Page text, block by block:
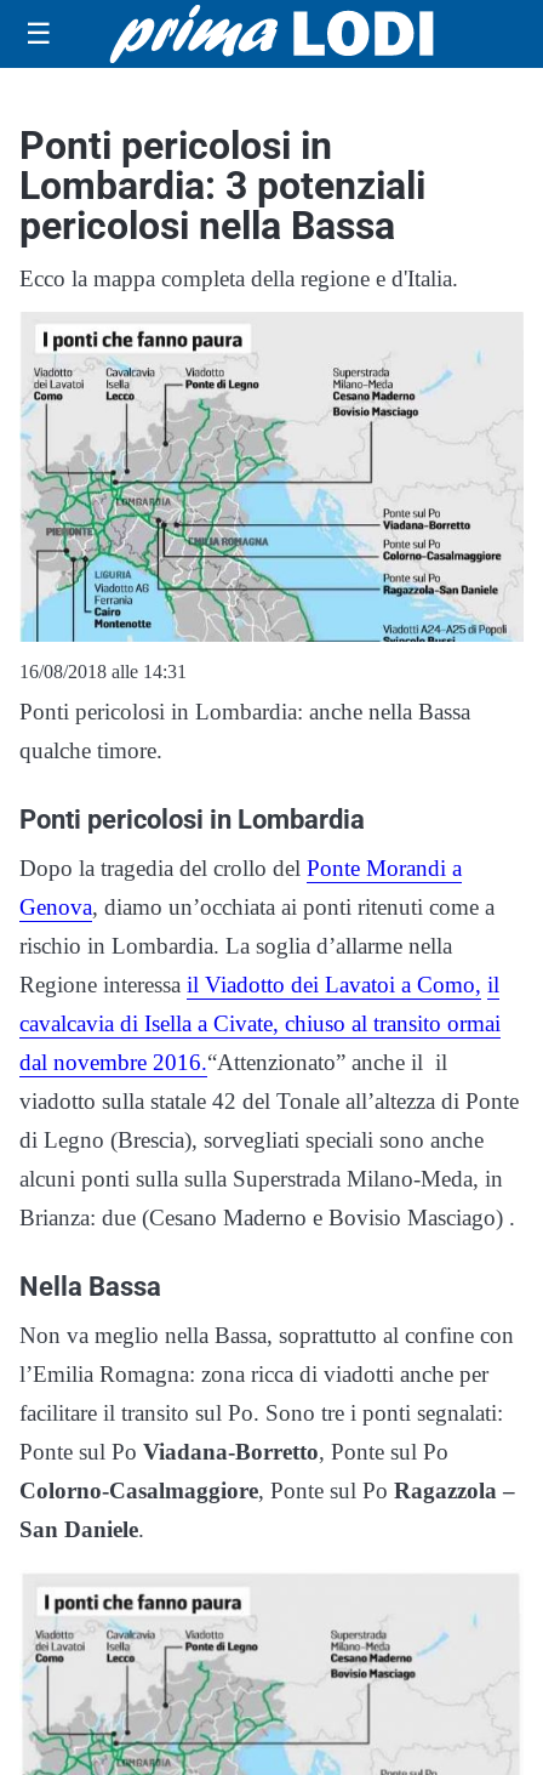
☰
Ponti pericolosi in
Lombardia: 3 potenziali
pericolosi nella Bassa
Ecco la mappa completa della regione e d'Italia.
16/08/2018 alle 14:31
Ponti pericolosi in Lombardia: anche nella Bassa
qualche timore.
Ponti pericolosi in Lombardia
Dopo la tragedia del crollo del Ponte Morandi a
Genova, diamo un’occhiata ai ponti ritenuti come a
rischio in Lombardia. La soglia d’allarme nella
Regione interessa il Viadotto dei Lavatoi a Como, il
cavalcavia di Isella a Civate, chiuso al transito ormai
dal novembre 2016.“Attenzionato” anche il il
viadotto sulla statale 42 del Tonale all’altezza di Ponte
di Legno (Brescia), sorvegliati speciali sono anche
alcuni ponti sulla sulla Superstrada Milano-Meda, in
Brianza: due (Cesano Maderno e Bovisio Masciago) .
Nella Bassa
Non va meglio nella Bassa, soprattutto al confine con
l’Emilia Romagna: zona ricca di viadotti anche per
facilitare il transito sul Po. Sono tre i ponti segnalati:
Ponte sul Po Viadana-Borretto, Ponte sul Po
Colorno-Casalmaggiore, Ponte sul Po Ragazzola –
San Daniele.